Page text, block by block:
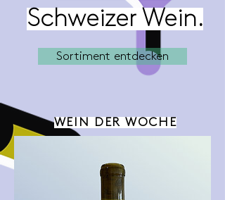
Schweizer Wein.
Sortiment entdecken
WEIN DER WOCHE